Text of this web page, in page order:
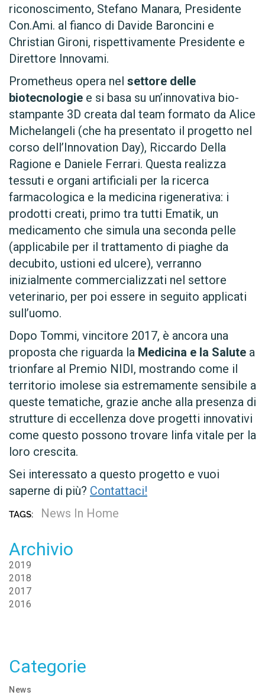
riconoscimento, Stefano Manara, Presidente
Con.Ami. al fianco di Davide Baroncini e
Christian Gironi, rispettivamente Presidente e
Direttore Innovami.
Prometheus opera nel settore delle
biotecnologie e si basa su un’innovativa bio-
stampante 3D creata dal team formato da Alice
Michelangeli (che ha presentato il progetto nel
corso dell’Innovation Day), Riccardo Della
Ragione e Daniele Ferrari. Questa realizza
tessuti e organi artificiali per la ricerca
farmacologica e la medicina rigenerativa: i
prodotti creati, primo tra tutti Ematik, un
medicamento che simula una seconda pelle
(applicabile per il trattamento di piaghe da
decubito, ustioni ed ulcere), verranno
inizialmente commercializzati nel settore
veterinario, per poi essere in seguito applicati
sull’uomo.
Dopo Tommi, vincitore 2017, è ancora una
proposta che riguarda la Medicina e la Salute a
trionfare al Premio NIDI, mostrando come il
territorio imolese sia estremamente sensibile a
queste tematiche, grazie anche alla presenza di
strutture di eccellenza dove progetti innovativi
come questo possono trovare linfa vitale per la
loro crescita.
Sei interessato a questo progetto e vuoi
saperne di più? Contattaci!
TAGS: News In Home
Archivio
2019
2018
2017
2016
Categorie
News